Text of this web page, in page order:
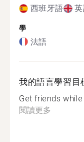
西班牙語
學
法語
我的語言學習目
Get friends while
閱讀更多